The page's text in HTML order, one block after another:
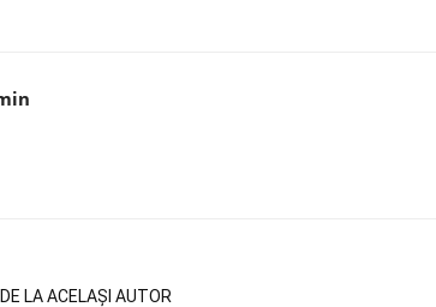
DE LA ACELAȘI AUTOR